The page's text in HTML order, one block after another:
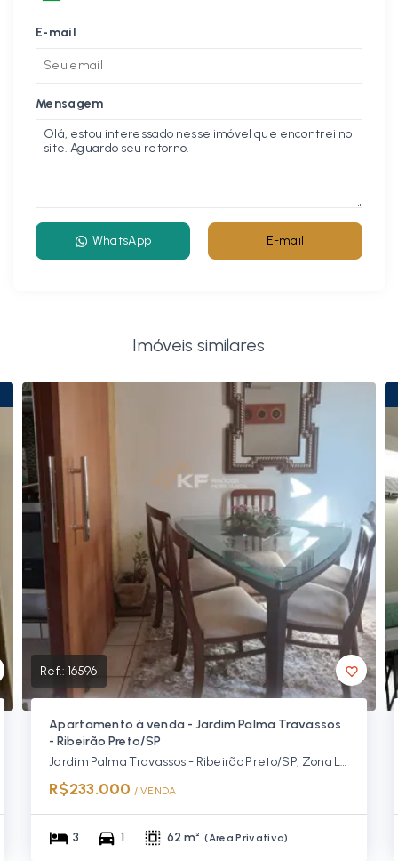
E-mail
Mensagem
WhatsApp E-mail
Imóveis similares
Ref.: 16596
Apartamento à venda - Jardim Palma Travassos
- Ribeirão Preto/SP
Jardim Palma Travassos - Ribeirão Preto/SP, Zona Leste
R$233.000 / VENDA
3 1 62 m² (Área Privativa)